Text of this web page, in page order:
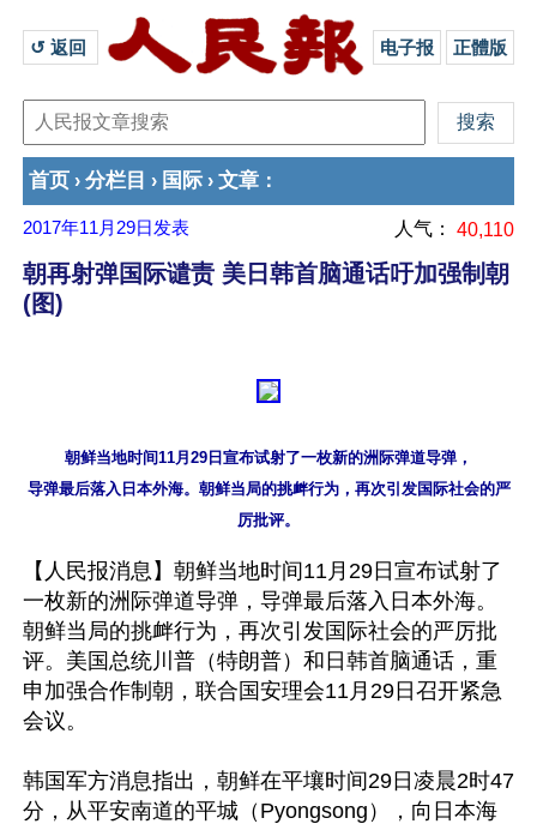
↺ 返回 电子报 正體版
首页 › 分栏目 › 国际 › 文章 ：
2017年11月29日 发表 人气： 40,110
朝再射弹国际谴责 美日韩首脑通话吁加强制朝
(图)
朝鲜当地时间11月29日宣布试射了一枚新的洲际弹道导弹，
导弹最后落入日本外海。朝鲜当局的挑衅行为，再次引发国际社会的严
【人民报消息】朝鲜当地时间11月29日宣布试射了
一枚新的洲际弹道导弹，导弹最后落入日本外海。
朝鲜当局的挑衅行为，再次引发国际社会的严厉批
评。美国总统川普（特朗普）和日韩首脑通话，重
申加强合作制朝，联合国安理会11月29日召开紧急
会议。
韩国军方消息指出，朝鲜在平壤时间29日凌晨2时47
分，从平安南道的平城（Pyongsong），向日本海